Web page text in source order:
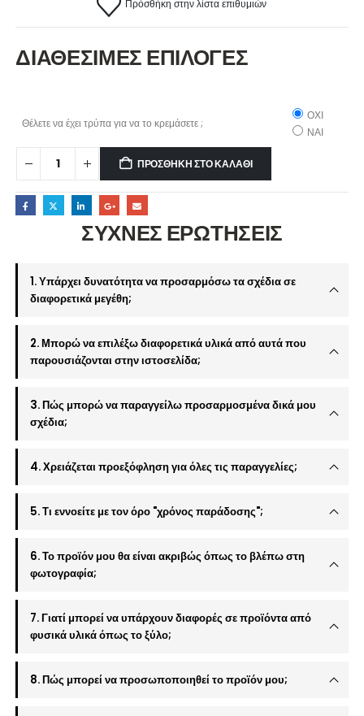
Πρόσθήκη στην λίστα επιθυμιών
ΔΙΑΘΕΣΙΜΕΣ ΕΠΙΛΟΓΕΣ
Θέλετε να έχει τρύπα για να το κρεμάσετε ;
ΟΧΙ
ΝΑΙ
ΠΡΟΣΘΉΚΗ ΣΤΟ ΚΑΛΆΘΙ
ΣΥΧΝΕΣ ΕΡΩΤΗΣΕΙΣ
1. Υπάρχει δυνατότητα να προσαρμόσω τα σχέδια σε
διαφορετικά μεγέθη;
2. Μπορώ να επιλέξω διαφορετικά υλικά από αυτά που
παρουσιάζονται στην ιστοσελίδα;
3. Πώς μπορώ να παραγγείλω προσαρμοσμένα δικά μου
σχέδια;
4. Χρειάζεται προεξόφληση για όλες τις παραγγελίες;
5. Τι εννοείτε με τον όρο "χρόνος παράδοσης";
6. Το προϊόν μου θα είναι ακριβώς όπως το βλέπω στη
φωτογραφία;
7. Γιατί μπορεί να υπάρχουν διαφορές σε προϊόντα από
φυσικά υλικά όπως το ξύλο;
8. Πώς μπορεί να προσωποποιηθεί το προϊόν μου;